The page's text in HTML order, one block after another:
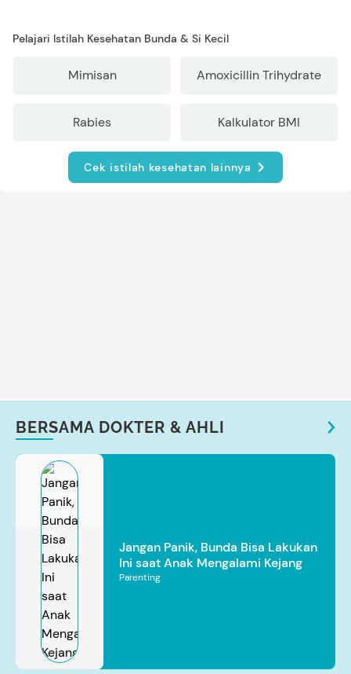
Pelajari Istilah Kesehatan Bunda & Si Kecil
Mimisan Amoxicillin Trihydrate
Rabies Kalkulator BMI
Cek istilah kesehatan lainnya
BERSAMA DOKTER & AHLI
Jangan Panik, Bunda Bisa Lakukan
Ini saat Anak Mengalami Kejang
Parenting